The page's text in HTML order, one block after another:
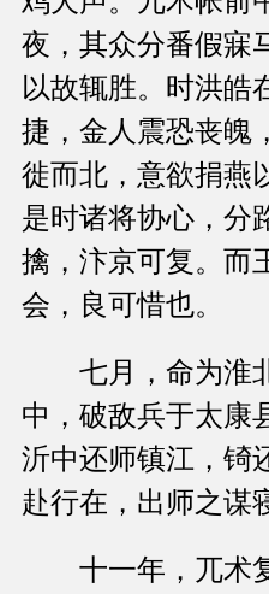
夜，其众分番假寐
以故辄胜。时洪皓
捷，金人震恐丧魄
徙而北，意欲捐燕
是时诸将协心，分
擒，汴京可复。而
会，良可惜也。
七月，命为淮
中，破敌兵于太康
沂中还师镇江，锜
赴行在，出师之谋
十一年，兀术